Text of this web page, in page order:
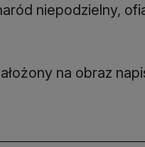
niepodzielny,
na obraz